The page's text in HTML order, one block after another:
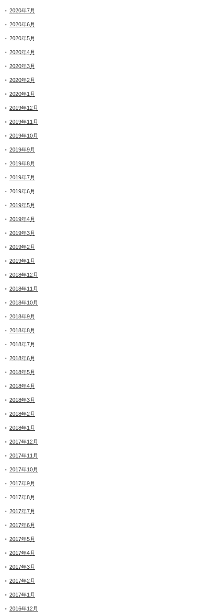
2020年7月
2020年6月
2020年5月
2020年4月
2020年3月
2020年2月
2020年1月
2019年12月
2019年11月
2019年10月
2019年9月
2019年8月
2019年7月
2019年6月
2019年5月
2019年4月
2019年3月
2019年2月
2019年1月
2018年12月
2018年11月
2018年10月
2018年9月
2018年8月
2018年7月
2018年6月
2018年5月
2018年4月
2018年3月
2018年2月
2018年1月
2017年12月
2017年11月
2017年10月
2017年9月
2017年8月
2017年7月
2017年6月
2017年5月
2017年4月
2017年3月
2017年2月
2017年1月
2016年12月